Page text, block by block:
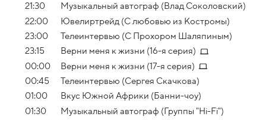
21:30
Музыкальный автограф (Влад Соколовский)
22:00
Ювелиртрейд (С любовью из Костромы)
23:00
Телеинтервью (С Прохором Шаляпиным)
23:15
Верни меня к жизни (16-я серия)
00:00
Верни меня к жизни (17-я серия)
00:45
Телеинтервью (Сергея Скачкова)
01:00
Вкус Южной Африки (Банни-чоу)
01:30
Музыкальный автограф (Группы "Hi-Fi")